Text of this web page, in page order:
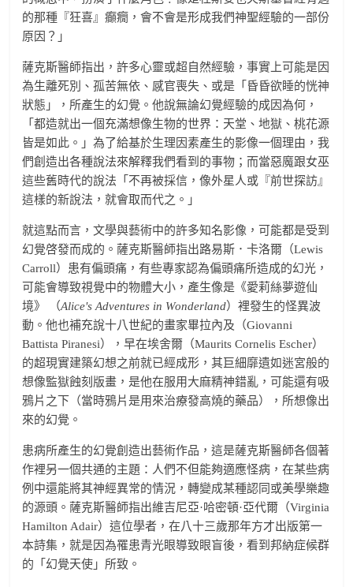
的那種『狂喜』癲癇，會不會是形成我們神聖經驗的一部份
原因？」
薩克斯醫師指出，許多心靈或超自然經驗，事實上可能是因
為生離死別、孤苦無依、感官喪失、或是「昏昏欲睡的恍神
狀態」，所產生的幻覺。他說無論幻覺經驗的成因為何，
「都造就出一個充滿想像生物的世界：天堂、地獄、桃花源
皆是如此。」為了給基於生理因素產生的影像一個理由，我
們創造出各種說法來解釋我們看到的事物；而當惡魔跟女巫
這些舊時代的說法「不再被採信，像外星人或『前世探訪』
這樣的新說法，就會取而代之。」
就這點而言，文學與藝術中的許多知名影像，可能都是受到
幻覺啓發而成的。薩克斯醫師指出路易斯．卡洛爾（Lewis
Carroll）患有偏頭痛，有些專家認為偏頭痛所造成的幻光，
可能會導致視覺中的物體大小，產生像是《愛莉絲夢遊仙
境》 （Alice's Adventures in Wonderland）裡發生的怪異波
動。他也補充說十八世紀的畫家畢拉內及（Giovanni
Battista Piranesi），早在埃舍爾（Maurits Cornelis Escher）
的超現實建築幻想之前就已經成形，其巨細靡遺如迷宮般的
想像監獄蝕刻版畫，是他在服用大麻精神錯亂，可能還有吸
鴉片之下（當時鴉片是用來治療發高燒的藥品），所想像出
來的幻覺。
患病所產生的幻覺創造出藝術作品，這是薩克斯醫師各個著
作裡另一個共通的主題：人們不但能夠適應怪病，在某些病
例中還能將其神經異常的情況，轉變成某種認同或美學樂趣
的源頭。薩克斯醫師指出維吉尼亞·哈密頓·亞代爾（Virginia
Hamilton Adair）這位學者，在八十三歲那年方才出版第一
本詩集，就是因為罹患青光眼導致眼盲後，看到邦納症候群
的「幻覺天使」所致。